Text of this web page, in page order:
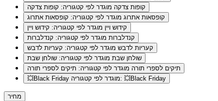
קופות צדקה מוגדר לפי קטגוריה: קופות צדקה
קופסאות אתרוג מוגדר לפי קטגוריה: קופסאות אתרוג
קידוש ויין מוגדר לפי קטגוריה: קידוש ויין
קנדלברות מוגדר לפי קטגוריה: קנדלברות
קעריות לדבש מוגדר לפי קטגוריה: קעריות לדבש
שולחן שבת מוגדר לפי קטגוריה: שולחן שבת
תיקים לספרי תורה מוגדר לפי קטגוריה: תיקים לספרי תורה
💥Black Friday
מוגדר לפי קטגוריה: 💥Black Friday
מחיר